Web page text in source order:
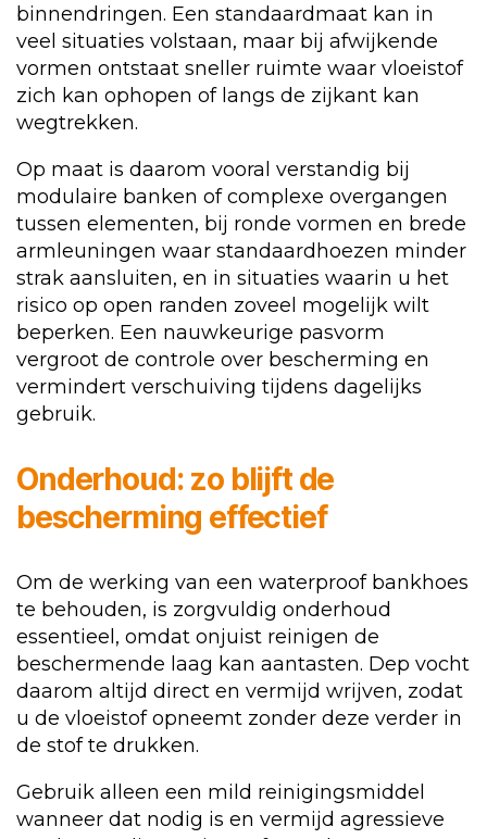
binnendringen. Een standaardmaat kan in
veel situaties volstaan, maar bij afwijkende
vormen ontstaat sneller ruimte waar vloeistof
zich kan ophopen of langs de zijkant kan
wegtrekken.
Op maat is daarom vooral verstandig bij
modulaire banken of complexe overgangen
tussen elementen, bij ronde vormen en brede
armleuningen waar standaardhoezen minder
strak aansluiten, en in situaties waarin u het
risico op open randen zoveel mogelijk wilt
beperken. Een nauwkeurige pasvorm
vergroot de controle over bescherming en
vermindert verschuiving tijdens dagelijks
gebruik.
Onderhoud: zo blijft de
bescherming effectief
Om de werking van een waterproof bankhoes
te behouden, is zorgvuldig onderhoud
essentieel, omdat onjuist reinigen de
beschermende laag kan aantasten. Dep vocht
daarom altijd direct en vermijd wrijven, zodat
u de vloeistof opneemt zonder deze verder in
de stof te drukken.
Gebruik alleen een mild reinigingsmiddel
wanneer dat nodig is en vermijd agressieve